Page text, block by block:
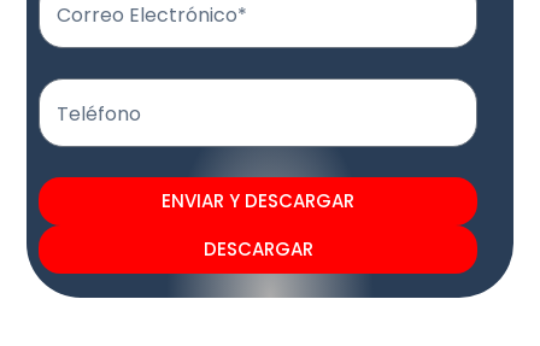
Correo Electrónico*
Teléfono
ENVIAR Y DESCARGAR
DESCARGAR